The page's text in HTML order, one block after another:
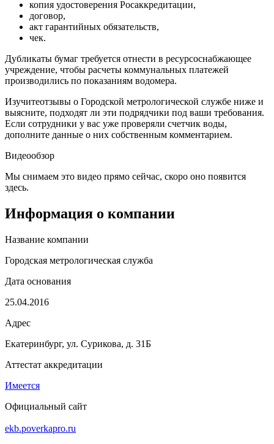
копия удостоверения Росаккредитации,
договор,
акт гарантийных обязательств,
чек.
Дубликаты бумаг требуется отнести в ресурсоснабжающее
учреждение, чтобы расчеты коммунальных платежей
производились по показаниям водомера.
Изучитеотзывы о Городской метрологической службе ниже и
выясните, подходят ли эти подрядчики под ваши требования.
Если сотрудники у вас уже проверяли счетчик воды,
дополните данные о них собственным комментарием.
Видеообзор
Мы снимаем это видео прямо сейчас, скоро оно появится
здесь.
Информация о компании
Название компании
Городская метрологическая служба
Дата основания
25.04.2016
Адрес
Екатеринбург, ул. Сурикова, д. 31Б
Аттестат аккредитации
Имеется
Официальный сайт
ekb.poverkapro.ru